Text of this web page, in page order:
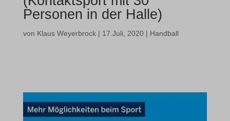
Personen in der Halle)
von Klaus Weyerbrock| 17.Juli, 2020| Handball